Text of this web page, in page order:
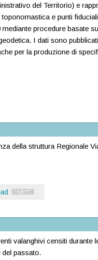
del Territorio) e
e punti
procedure basate
I dati sono
per la produzione di
della struttura Regionale
valanghivi censiti durante
passato.